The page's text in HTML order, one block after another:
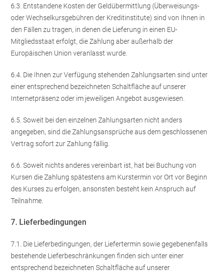
6.3. Entstandene Kosten der Geldübermittlung (Überweisungs-
oder Wechselkursgebühren der Kreditinstitute) sind von Ihnen in
den Fällen zu tragen, in denen die Lieferung in einen EU-
Mitgliedsstaat erfolgt, die Zahlung aber außerhalb der
Europäischen Union veranlasst wurde.
6.4. Die Ihnen zur Verfügung stehenden Zahlungsarten sind unter
einer entsprechend bezeichneten Schaltfläche auf unserer
Internetpräsenz oder im jeweiligen Angebot ausgewiesen.
6.5. Soweit bei den einzelnen Zahlungsarten nicht anders
angegeben, sind die Zahlungsansprüche aus dem geschlossenen
Vertrag sofort zur Zahlung fällig.
6.6. Soweit nichts anderes vereinbart ist, hat bei Buchung von
Kursen die Zahlung spätestens am Kurstermin vor Ort vor Beginn
des Kurses zu erfolgen, ansonsten besteht kein Anspruch auf
Teilnahme.
7. Lieferbedingungen
7.1. Die Lieferbedingungen, der Liefertermin sowie gegebenenfalls
bestehende Lieferbeschränkungen finden sich unter einer
entsprechend bezeichneten Schaltfläche auf unserer